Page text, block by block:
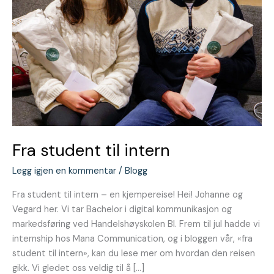
Fra student til intern
Legg igjen en kommentar / Blogg
Fra student til intern – en kjempereise! Hei! Johanne og
Vegard her. Vi tar Bachelor i digital kommunikasjon og
markedsføring ved Handelshøyskolen BI. Frem til jul hadde vi
internship hos Mana Communication, og i bloggen vår, «fra
student til intern», kan du lese mer om hvordan den reisen
gikk. Vi gledet oss veldig til å […]